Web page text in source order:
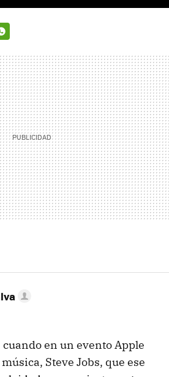
en un evento Apple
Steve Jobs, que ese